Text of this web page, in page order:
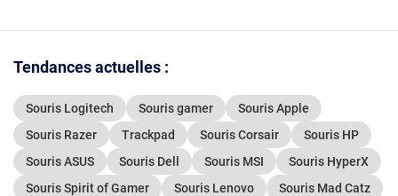
Tendances actuelles :
Souris Logitech Souris gamer
Souris Apple
Souris Razer
Trackpad Souris Corsair
Souris HP
Souris ASUS
Souris Dell Souris MSI
Souris HyperX
Souris Spirit of Gamer
Souris Lenovo
Souris Mad Catz